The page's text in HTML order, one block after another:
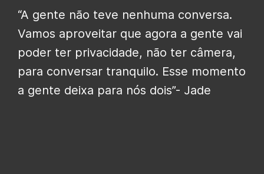
“A gente não teve nenhuma conversa.
Vamos aproveitar que agora a gente vai
poder ter privacidade, não ter câmera,
para conversar tranquilo. Esse momento
a gente deixa para nós dois”- Jade